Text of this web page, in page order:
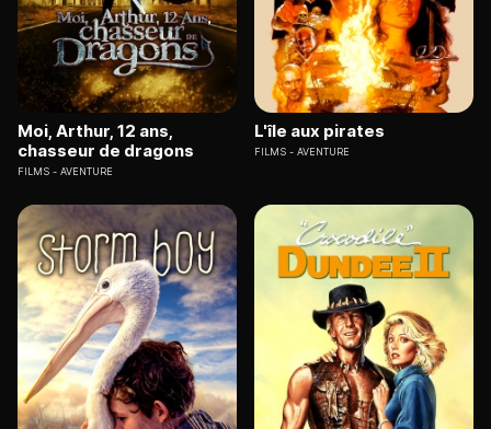
Moi, Arthur, 12 ans,
chasseur de dragons
FILMS AVENTURE
L'île aux pirates
FILMS AVENTURE